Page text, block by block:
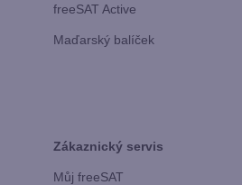
freeSAT Active
Maďarský balíček
Zákaznický servis
Můj freeSAT